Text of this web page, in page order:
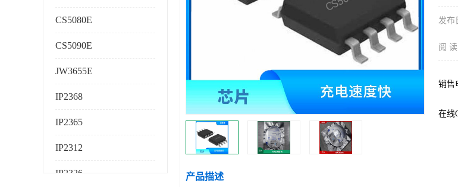
CS5080E
CS5090E
JW3655E
IP2368
IP2365
IP2312
IP2326
发布
阅 读
销售
在线
产品描述